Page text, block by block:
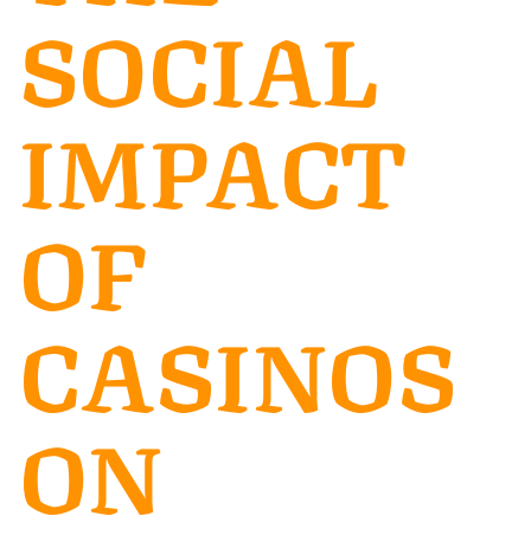
SOCIAL
IMPACT
OF
CASINOS
ON